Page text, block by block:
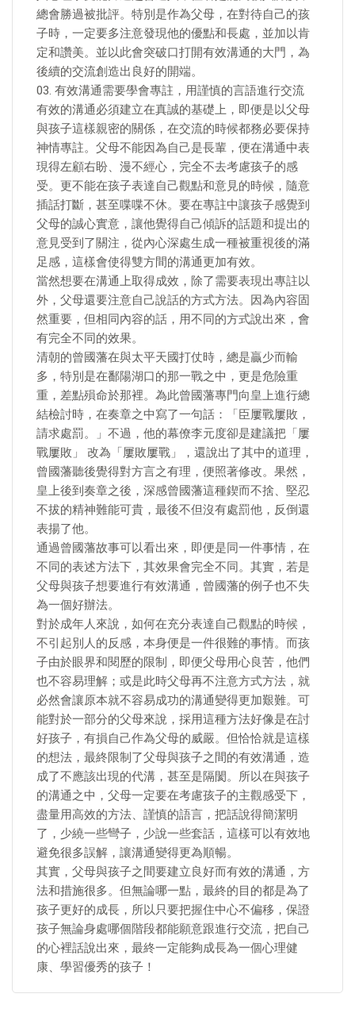
總會勝過被批評。特別是作為父母，在對待自己的孩
子時，一定要多注意發現他的優點和長處，並加以肯
定和讚美。並以此會突破口打開有效溝通的大門，為
後續的交流創造出良好的開端。
03. 有效溝通需要學會專註，用謹慎的言語進行交流
有效的溝通必須建立在真誠的基礎上，即便是以父母
與孩子這樣親密的關係，在交流的時候都務必要保持
神情專註。父母不能因為自己是長輩，便在溝通中表
現得左顧右盼、漫不經心，完全不去考慮孩子的感
受。更不能在孩子表達自己觀點和意見的時候，隨意
插話打斷，甚至喋喋不休。要在專註中讓孩子感覺到
父母的誠心實意，讓他覺得自己傾訴的話題和提出的
意見受到了關注，從內心深處生成一種被重視後的滿
足感，這樣會使得雙方間的溝通更加有效。
當然想要在溝通上取得成效，除了需要表現出專註以
外，父母還要注意自己說話的方式方法。因為內容固
然重要，但相同內容的話，用不同的方式說出來，會
有完全不同的效果。
清朝的曾國藩在與太平天國打仗時，總是贏少而輸
多，特別是在鄱陽湖口的那一戰之中，更是危險重
重，差點殞命於那裡。為此曾國藩專門向皇上進行總
結檢討時，在奏章之中寫了一句話：「臣屢戰屢敗，
請求處罰。」不過，他的幕僚李元度卻是建議把「屢
戰屢敗」 改為「屢敗屢戰」，還說出了其中的道理，
曾國藩聽後覺得對方言之有理，便照著修改。果然，
皇上後到奏章之後，深感曾國藩這種鍥而不捨、堅忍
不拔的精神難能可貴，最後不但沒有處罰他，反倒還
表揚了他。
通過曾國藩故事可以看出來，即便是同一件事情，在
不同的表述方法下，其效果會完全不同。其實，若是
父母與孩子想要進行有效溝通，曾國藩的例子也不失
為一個好辦法。
對於成年人來說，如何在充分表達自己觀點的時候，
不引起別人的反感，本身便是一件很難的事情。而孩
子由於眼界和閱歷的限制，即便父母用心良苦，他們
也不容易理解；或是此時父母再不注意方式方法，就
必然會讓原本就不容易成功的溝通變得更加艱難。可
能對於一部分的父母來說，採用這種方法好像是在討
好孩子，有損自己作為父母的威嚴。但恰恰就是這樣
的想法，最終限制了父母與孩子之間的有效溝通，造
成了不應該出現的代溝，甚至是隔閡。所以在與孩子
的溝通之中，父母一定要在考慮孩子的主觀感受下，
盡量用高效的方法、謹慎的語言，把話說得簡潔明
了，少繞一些彎子，少說一些套話，這樣可以有效地
避免很多誤解，讓溝通變得更為順暢。
其實，父母與孩子之間要建立良好而有效的溝通，方
法和措施很多。但無論哪一點，最終的目的都是為了
孩子更好的成長，所以只要把握住中心不偏移，保證
孩子無論身處哪個階段都能願意跟進行交流，把自己
的心裡話說出來，最終一定能夠成長為一個心理健
康、學習優秀的孩子！